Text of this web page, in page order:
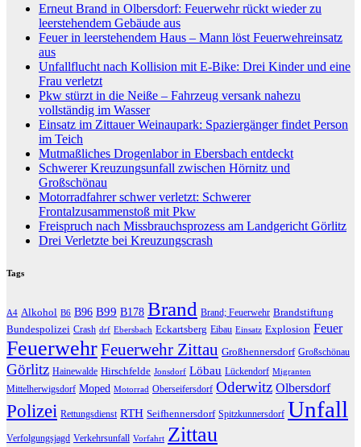
Erneut Brand in Olbersdorf: Feuerwehr rückt wieder zu
leerstehendem Gebäude aus
Feuer in leerstehendem Haus – Mann löst Feuerwehreinsatz
aus
Unfallflucht nach Kollision mit E-Bike: Drei Kinder und eine
Frau verletzt
Pkw stürzt in die Neiße – Fahrzeug versank nahezu
vollständig im Wasser
Einsatz im Zittauer Weinaupark: Spaziergänger findet Person
im Teich
Mutmaßliches Drogenlabor in Ebersbach entdeckt
Schwerer Kreuzungsunfall zwischen Hörnitz und
Großschönau
Motorradfahrer schwer verletzt: Schwerer
Frontalzusammenstoß mit Pkw
Freispruch nach Missbrauchsprozess am Landgericht Görlitz
Drei Verletzte bei Kreuzungscrash
Tags
A4 Alkohol B6 B96 B99 B178 Brand Brand; Feuerwehr Brandstiftung
Bundespolizei Crash drf Ebersbach Eckartsberg Eibau Einsatz Explosion Feuer
FeuerwehrFeuerwehr Zittau Großhennersdorf Großschönau
Görlitz Hainewalde Hirschfelde Jonsdorf Löbau Lückendorf Migranten
Mittelherwigsdorf Moped Motorrad Oberseifersdorf Oderwitz Olbersdorf
Polizei Rettungsdienst RTH Seifhennersdorf Spitzkunnersdorf Unfall
Verfolgungsjagd Verkehrsunfall Vorfahrt Zittau